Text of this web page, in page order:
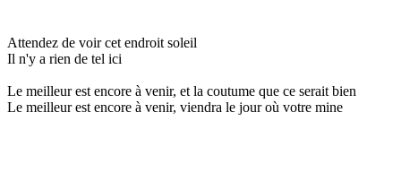
Attendez de voir cet endroit soleil
Il n'y a rien de tel ici
Le meilleur est encore à venir, et la coutume que ce serait bien
Le meilleur est encore à venir, viendra le jour où votre mine